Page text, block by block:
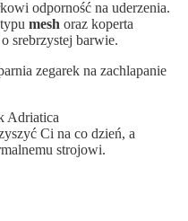
odporność na uderzenia.
mesh oraz koperta
srebrzystej barwie.
zegarek na zachlapanie
Adriatica
Ci na co dzień, a
strojowi.